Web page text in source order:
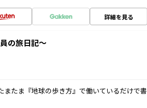
詳細を見る
の旅日記～
たま『地球の歩き方』で働いているだけで書